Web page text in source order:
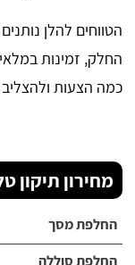
הטווחים להלן
החלק, זמינות
כמה הצעות
מחירון תיקון
החלפת מסך
החלפת סוללה